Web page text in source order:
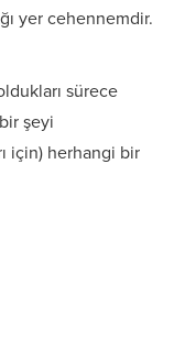
yer cehennemdir.
sürece
şeyi
için) herhangi bir